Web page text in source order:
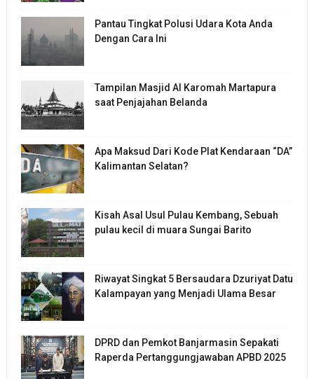
Pantau Tingkat Polusi Udara Kota Anda
Dengan Cara Ini
Tampilan Masjid Al Karomah Martapura
saat Penjajahan Belanda
Apa Maksud Dari Kode Plat Kendaraan “DA”
Kalimantan Selatan?
Kisah Asal Usul Pulau Kembang, Sebuah
pulau kecil di muara Sungai Barito
Riwayat Singkat 5 Bersaudara Dzuriyat Datu
Kalampayan yang Menjadi Ulama Besar
DPRD dan Pemkot Banjarmasin Sepakati
Raperda Pertanggungjawaban APBD 2025